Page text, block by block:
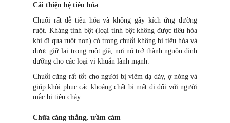
Cải thiện hệ tiêu hóa
Chuối rất dễ tiêu hóa và không gây kích ứng đường
ruột. Kháng tinh bột (loại tinh bột không được tiêu hóa
khi đi qua ruột non) có trong chuối không bị tiêu hóa và
được giữ lại trong ruột già, nơi nó trở thành nguồn dinh
dưỡng cho các loại vi khuẩn lành mạnh.
Chuối cũng rất tốt cho người bị viêm dạ dày, ợ nóng và
giúp khôi phục các khoáng chất bị mất đi đối với người
mắc bị tiêu chảy.
Chữa căng thẳng, trầm cảm